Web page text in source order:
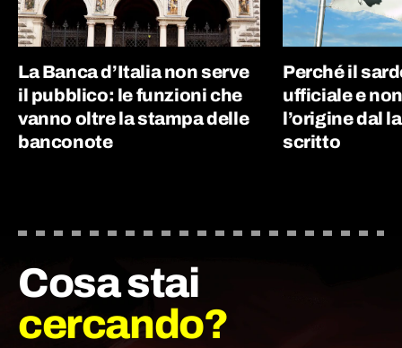
La Banca d’Italia non serve
il pubblico: le funzioni che
vanno oltre la stampa delle
banconote
Perché il
ufficiale e
l’origine dal
scritto
Cosa stai
cercando?